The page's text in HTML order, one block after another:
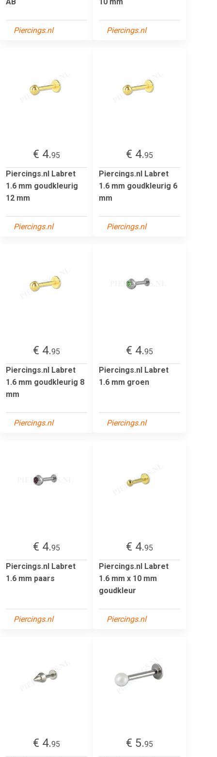
Piercings.nl Piercings.nl
€ 4.95
Piercings.nl Labret
1.6 mm goudkleurig
12 mm
Piercings.nl
€ 4.95
Piercings.nl Labret
1.6 mm goudkleurig 6
mm
Piercings.nl
€ 4.95
Piercings.nl Labret
1.6 mm goudkleurig 8
mm
Piercings.nl
€ 4.95
Piercings.nl Labret
1.6 mm groen
Piercings.nl
€ 4.95
Piercings.nl Labret
1.6 mm paars
Piercings.nl
€ 4.95
Piercings.nl Labret
1.6 mm x 10 mm
goudkleur
Piercings.nl
€ 4.95
€ 5.95